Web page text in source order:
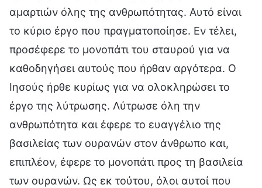
αμαρτιών όλης της ανθρωπότητας. Αυτό είναι
το κύριο έργο που πραγματοποίησε. Εν τέλει,
προσέφερε το μονοπάτι του σταυρού για να
καθοδηγήσει αυτούς που ήρθαν αργότερα. Ο
Ιησούς ήρθε κυρίως για να ολοκληρώσει το
έργο της λύτρωσης. Λύτρωσε όλη την
ανθρωπότητα και έφερε το ευαγγέλιο της
βασιλείας των ουρανών στον άνθρωπο και,
επιπλέον, έφερε το μονοπάτι προς τη βασιλεία
των ουρανών. Ως εκ τούτου, όλοι αυτοί που